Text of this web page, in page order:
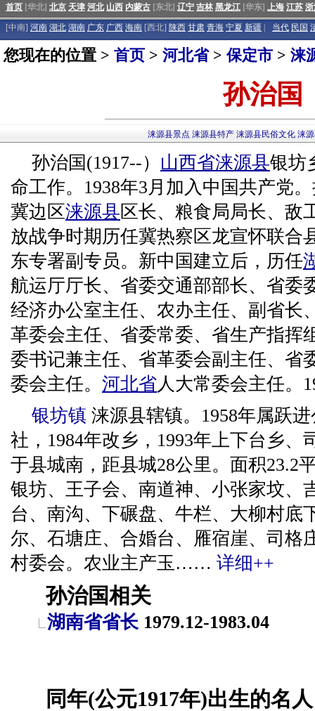
首页 [华北] 北京 天津 河北 山西 内蒙古 [东北] 辽宁 吉林 黑龙江 [华东] 上海 江苏
[中南] 河南 湖北 湖南 广东 广西 海南 [西北] 陕西 甘肃 青海 宁夏 新疆 当代 民国
您现在的位置 > 首页 > 河北省> 保定市 > 涞
孙治国
涞源县景点 涞源县特产 涞源县民俗文化 涞
孙治国(1917--） 山西省涞源县银坊
命工作。1938年3月加入中国共产党
冀边区涞源县 区长、粮食局局长、敌
放战争时期历任冀热察区龙宣怀联合
东专署副专员。新中国建立后，历任
航运厅厅长、省委交通部部长、省委
经济办公室主任、农办主任、副省长
革委会主任、省委常委、省生产指挥
委书记兼主任、省革委会副主任、省
委会主任。 河北省人大常委会主任。
银坊镇 涞源县辖镇。1958年属跃
社，1984年改乡，1993年上下台乡、
于县城南，距县城28公里。面积23.2
银坊、王子会、南道神、小张家坟、
台、南沟、下碾盘、牛栏、大柳村底
尔、石塘庄、合婚台、雁宿崖、司格
村委会。农业主产玉…… 详细++
孙治国相关
湖南省省长1979.12-1983.04
同年(公元1917年)出生的名